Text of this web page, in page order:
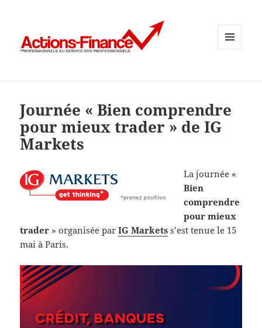
Journée « Bien comprendre
pour mieux trader » de IG
Markets
La journée «
Bien
comprendre
pour mieux
trader » organisée parIG Markets s’est tenue le 15
mai à Paris.